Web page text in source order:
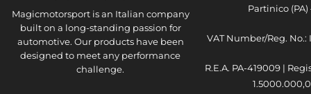
Magicmotorsport is an Italian company
built on a long-standing passion for
automotive. Our products have been
designed to meet any performance
challenge.
Partinico (PA)
VAT Number/Reg. No.:
R.E.A. PA-419009 |